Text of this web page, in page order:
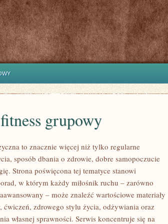
grupowy
to znacznie więcej niż tylko regularne
sposób dbania o zdrowie, dobre samopoczucie
Strona poświęcona tej tematyce stanowi
w którym każdy miłośnik ruchu – zarówno
– może znaleźć wartościowe materiały
ćwiczeń, zdrowego stylu życia, odżywiania oraz
własnej sprawności. Serwis koncentruje się na